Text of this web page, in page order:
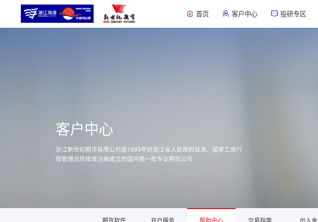
首页 客户中心 投研专区
客户中心
浙江新世纪期货有限公司是1993年经浙江省人民政府批准、国家工商行
政管理总局核准注册成立的国内第一批专业期货公司
期货软件 开户服务 帮助中心 交易指南 出入金